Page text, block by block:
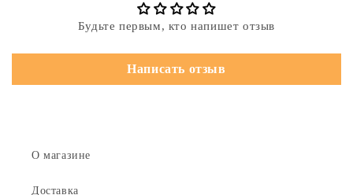
Будьте первым, кто напишет отзыв
Написать отзыв
О магазине
Доставка